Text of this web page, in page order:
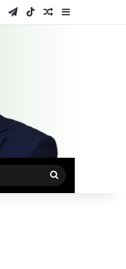
TelegramTikTokRastgele Makale
Kenar
Arama
yap